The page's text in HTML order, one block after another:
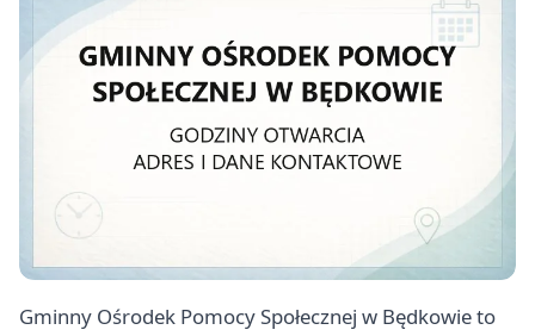
Gminny Ośrodek Pomocy Społecznej w Będkowie to